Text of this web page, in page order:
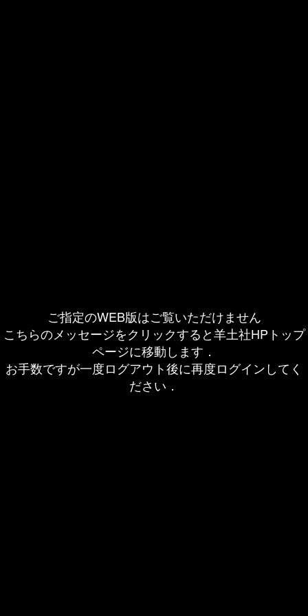
ご指定のWEB版はご覧いただけません
こちらのメッセージをクリックすると羊土社HPトップ
ページに移動します．
お手数ですが一度ログアウト後に再度ログインしてく
ださい．